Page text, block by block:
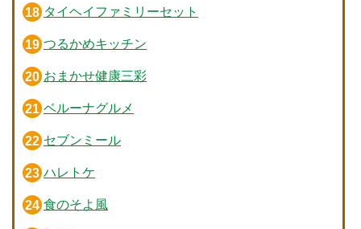
タイヘイファミリーセット
つるかめキッチン
おまかせ健康三彩
ベルーナグルメ
セブンミール
ハレトケ
食のそよ風